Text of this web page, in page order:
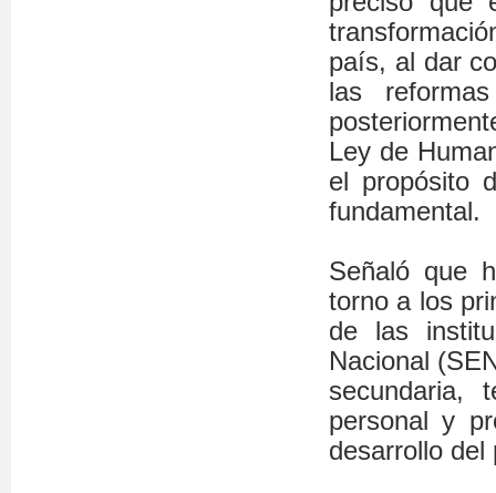
país, al dar
las
Ley de
el propósito
fundamental.
Señaló que
torno a los
de las
Nacional
secundaria,
personal y
desarrollo del